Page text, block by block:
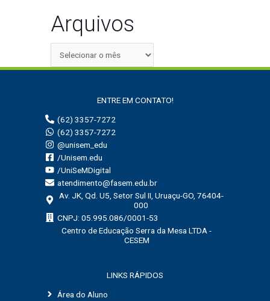
Arquivos
ENTRE EM CONTATO!
(62) 3357-7272
(62) 3357-7272
@unisem_edu
/Unisem.edu
/UniSeMDigital
atendimento@fasem.edu.br
Av. JK, Qd. U5, Setor Sul II, Uruaçu-GO, 76404-
000
CNPJ: 05.995.086/0001-53
Centro de Educação Serra da Mesa LTDA -
CESEM
LINKS RÁPIDOS
Área do Aluno